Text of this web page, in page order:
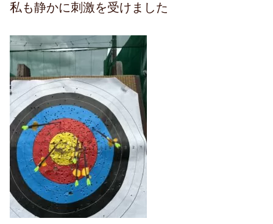
私も静かに刺激を受けました